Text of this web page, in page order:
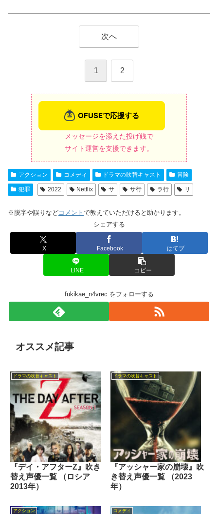
次へ
1 2
メッセージを添えた投げ銭で
サイト運営を支援できます。
アクション コメディ ドラマの吹替キャスト 冒険
犯罪 2022 Netflix サ サ行 ラ行 リ
※脱字や誤りなどコメント で教えていただけると助かります。
シェアする
X Facebook はてブ
LINE コピー
fukikae_n4vrec をフォローする
オススメ記事
ドラマの吹替キャスト
『デイ・アフターZ』吹き
替え声優一覧 （ロシア
2013年）
ドラマの吹替キャスト
『アッシャー家の崩壊』吹
き替え声優一覧 （2023
年）
アクション コメディ